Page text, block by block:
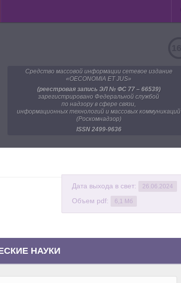
Средство массовой информации сетевое издание
«OECONOMIA ET JUS»
(реестровая запись ЭЛ № ФС 77 – 66539)
зарегистрировано Федеральной службой
по надзору в сфере связи,
информационных технологий и массовых коммуникаций
(Роскомнадзор)
ISSN 2499-9636
Дата выхода в свет: 26.06.2024
Объем pdf: 6,1 Мб
НАУКИ